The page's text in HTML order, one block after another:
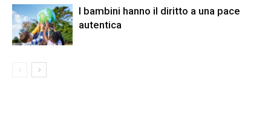
I bambini hanno il diritto a una pace
autentica